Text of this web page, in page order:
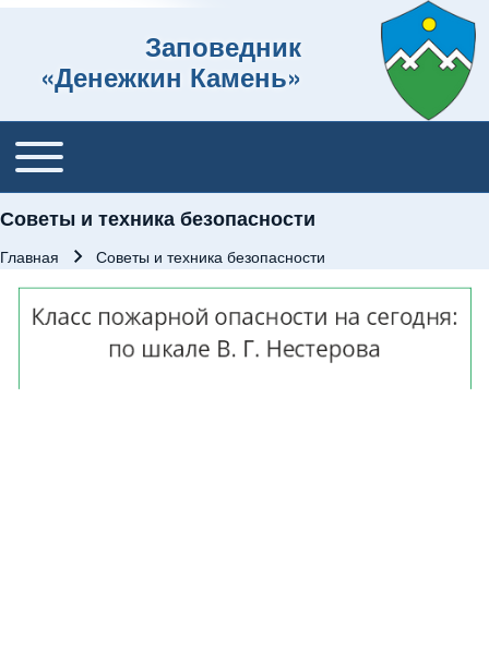
Заповедник
«Денежкин Камень»
Основная навигация
Toggle main menu
Советы и техника безопасности
Главная Советы и техника безопасности
Изображение